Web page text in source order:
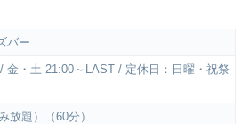
バー
金・土 21:00～LAST / 定休日：日曜・祝祭
放題）（60分）